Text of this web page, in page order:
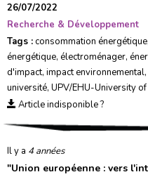
26/07/2022
Recherche & Développement
Tags :consommation énergétique
énergétique, électroménager,
d'impact, impact environnemental,
université, UPV/EHU-University
Article indisponible ?
Il y a 4 années
"Union européenne : vers